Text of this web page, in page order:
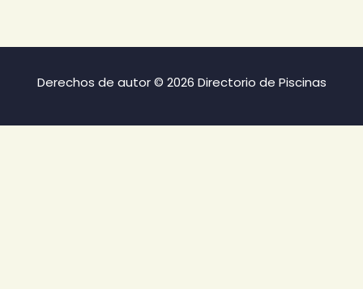
Derechos de autor © 2026 Directorio de Piscinas